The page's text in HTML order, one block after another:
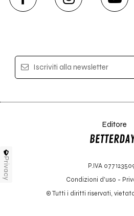
Iscriviti alla newsletter
Editore
P.IVA
Condizioni d'uso -
© Tutti i diritti riservati,
Privacy